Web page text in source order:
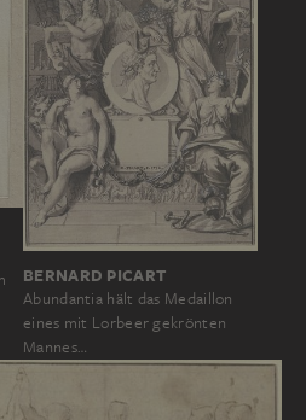
BERNARD PICART
Abundantia hält das Medaillon
eines mit Lorbeer gekrönten
Mannes…